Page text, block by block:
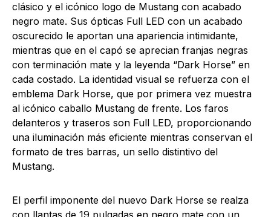
clásico y el icónico logo de Mustang con acabado
negro mate. Sus ópticas Full LED con un acabado
oscurecido le aportan una apariencia intimidante,
mientras que en el capó se aprecian franjas negras
con terminación mate y la leyenda “Dark Horse” en
cada costado. La identidad visual se refuerza con el
emblema Dark Horse, que por primera vez muestra
al icónico caballo Mustang de frente. Los faros
delanteros y traseros son Full LED, proporcionando
una iluminación más eficiente mientras conservan el
formato de tres barras, un sello distintivo del
Mustang.
El perfil imponente del nuevo Dark Horse se realza